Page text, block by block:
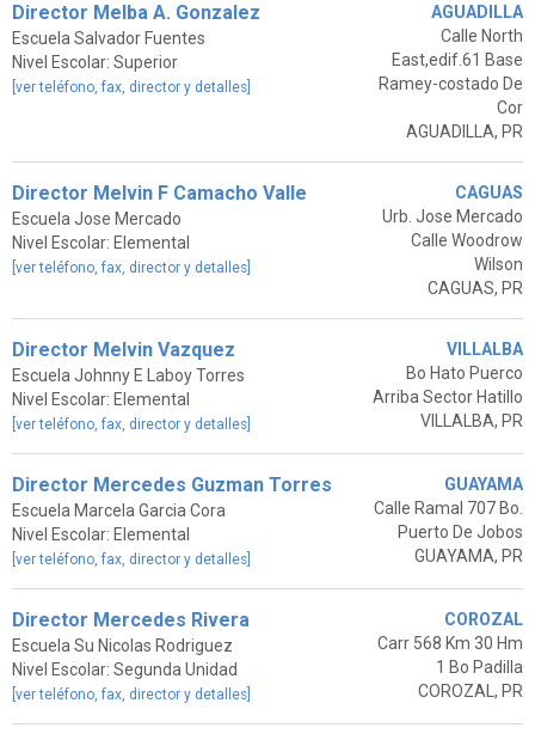
Director Melba A. Gonzalez
Escuela Salvador Fuentes
Nivel Escolar: Superior
[ver teléfono, fax, director y detalles]
AGUADILLA
Calle North
East,edif.61 Base
Ramey-costado De
Cor
AGUADILLA, PR
Director Melvin F Camacho Valle
Escuela Jose Mercado
Nivel Escolar: Elemental
[ver teléfono, fax, director y detalles]
CAGUAS
Urb. Jose Mercado
Calle Woodrow
Wilson
CAGUAS, PR
Director Melvin Vazquez
Escuela Johnny E Laboy Torres
Nivel Escolar: Elemental
[ver teléfono, fax, director y detalles]
VILLALBA
Bo Hato Puerco
Arriba Sector Hatillo
VILLALBA, PR
Director Mercedes Guzman Torres
Escuela Marcela Garcia Cora
Nivel Escolar: Elemental
[ver teléfono, fax, director y detalles]
GUAYAMA
Calle Ramal 707 Bo.
Puerto De Jobos
GUAYAMA, PR
Director Mercedes Rivera
Escuela Su Nicolas Rodriguez
Nivel Escolar: Segunda Unidad
[ver teléfono, fax, director y detalles]
COROZAL
Carr 568 Km 30 Hm
1 Bo Padilla
COROZAL, PR